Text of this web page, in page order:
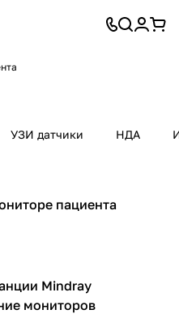
УЗИ датчики НДА
пациента
Mindray
мониторов